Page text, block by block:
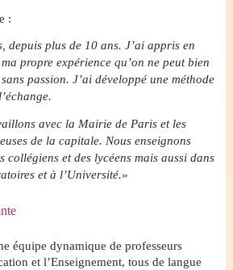
:
depuis plus de 10 ans. J’ai appris en
propre expérience qu’on ne peut bien
passion. J’ai développé une méthode
avec la Mairie de Paris et les
de la capitale. Nous enseignons
collégiens et des lycéens mais aussi dans
et à l’Université.»
équipe dynamique de professeurs
et l’Enseignement, tous de langue